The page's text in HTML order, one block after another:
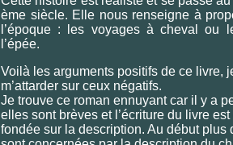
ème siècle. Elle nous renseigne à
l’époque : les voyages à cheval ou
l’épée.
Voilà les arguments positifs de ce livre,
m’attarder sur ceux négatifs.
Je trouve ce roman ennuyant car il y a
elles sont brèves et l’écriture du livre
fondée sur la description. Au début plus